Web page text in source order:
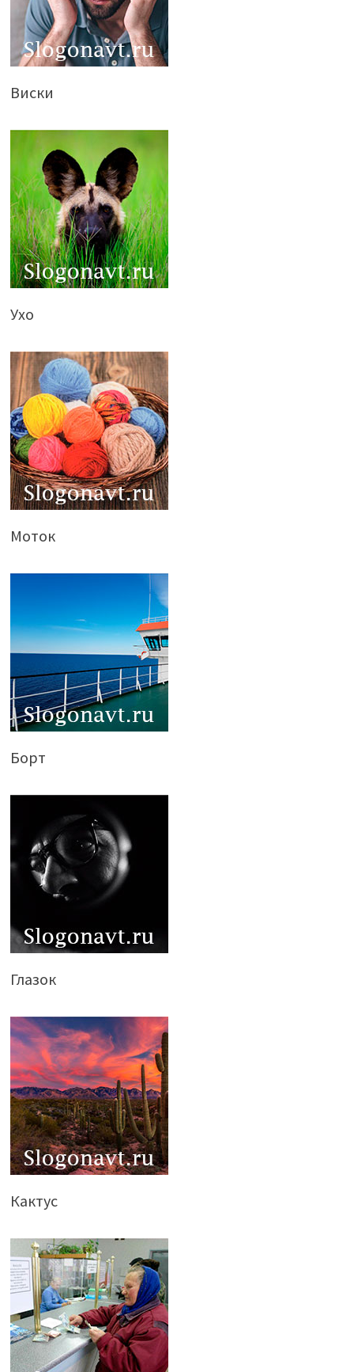
Виски
Ухо
Моток
Борт
Глазок
Кактус